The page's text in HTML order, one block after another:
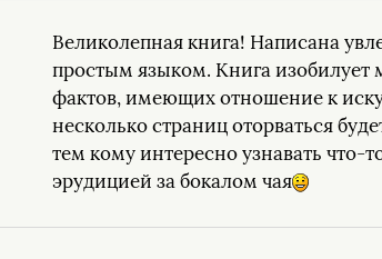
Великолепная книга! Написана
простым языком. Книга
фактов, имеющих отношение к
несколько страниц оторваться
тем кому интересно узнавать что-
эрудицией за бокалом чая